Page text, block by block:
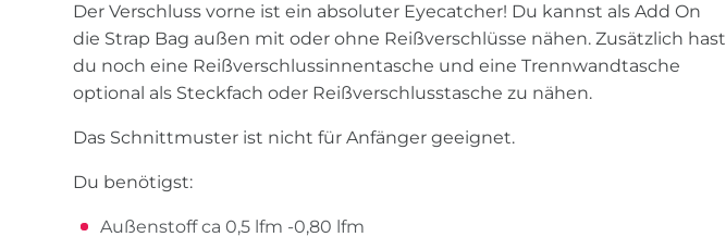
Der Verschluss vorne ist ein absoluter Eyecatcher! Du kannst als Add On
die Strap Bag außen mit oder ohne Reißverschlüsse nähen. Zusätzlich hast
du noch eine Reißverschlussinnentasche und eine Trennwandtasche
optional als Steckfach oder Reißverschlusstasche zu nähen.
Das Schnittmuster ist nicht für Anfänger geeignet.
Du benötigst:
Außenstoff ca 0,5 lfm -0,80 lfm